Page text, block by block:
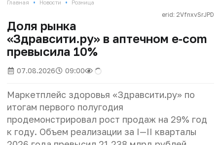
Главная Новости Розница
erid: 2VfnxvSrJPD
Доля рынка
«Здравсити.ру» в аптечном e‑com
превысила 10%
07.08.2026 09:00
Маркетплейс здоровья «Здравсити.ру» по
итогам первого полугодия
продемонстрировал рост продаж на 29% год
к году. Объем реализации за I—II кварталы